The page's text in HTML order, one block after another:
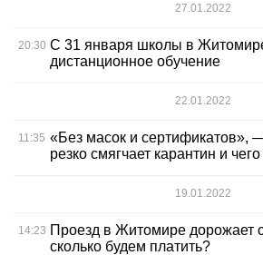
27.01.2022
20:30 С 31 января школы в
дистанционное обучение
22.01.2022
11:35 «Без масок и сертификатов»,
резко смягчает карантин и
19.01.2022
14:23 Проезд в Житомире дорожает
сколько будем платить?